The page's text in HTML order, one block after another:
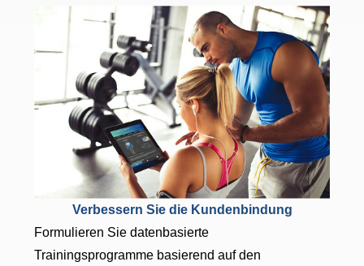
Verbessern Sie die Kundenbindung
Formulieren Sie datenbasierte
Trainingsprogramme basierend auf den